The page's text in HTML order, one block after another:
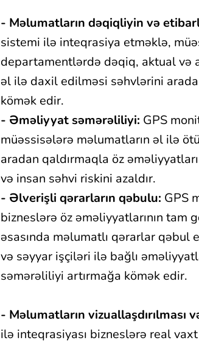
- Məlumatların dəqiqliyin və
sistemi ilə inteqrasiya etməklə,
departamentlərdə dəqiq, aktual və
əl ilə daxil edilməsi səhvlərini
kömək edir.
- Əməliyyat səmərəliliyi: GPS
müəssisələrə məlumatların əl ilə
aradan qaldırmaqla öz
və insan səhvi riskini azaldır.
- Əlverişli qərarların qəbulu: GPS
bizneslərə öz əməliyyatlarının tam
əsasında məlumatlı qərarlar qəbul
və səyyar işçiləri ilə bağlı
səmərəliliyi artırmağa kömək edir.
- Məlumatların vizuallaşdırılması
ilə inteqrasiyası bizneslərə real